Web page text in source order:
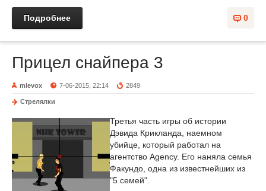
0
Подробнее
Прицел снайпера 3
mlevox 7-06-2015, 22:14 2849
Стрелялки
Третья часть игры об истории
Дэвида Крикланда, наемном
убийце, который работал на
агентство Agency. Его наняла семья
Факундо, одна из известнейших из
"5 семей".